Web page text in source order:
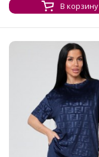
В корзину